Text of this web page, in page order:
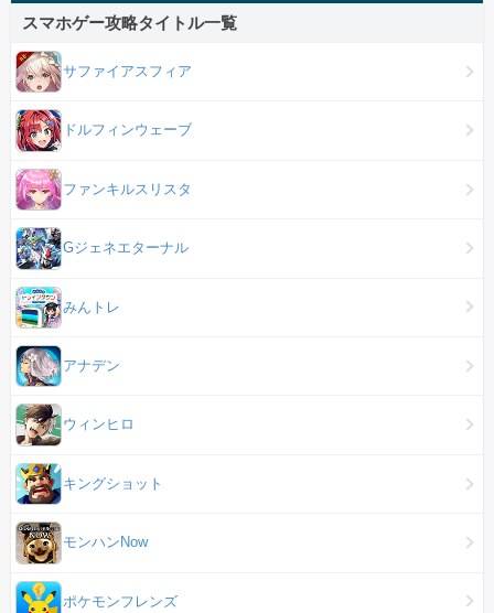
スマホゲー攻略タイトル一覧
サファイアスフィア
ドルフィンウェーブ
ファンキルスリスタ
Gジェネエターナル
みんトレ
アナデン
ウィンヒロ
キングショット
モンハンNow
ポケモンフレンズ